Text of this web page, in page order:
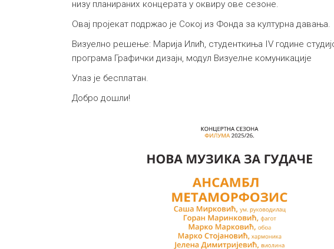
низу планираних концерата у оквиру ове сезоне.
Овај пројекат подржао је Сокој из Фонда за културна давања.
Визуелно решење: Марија Илић, студенткиња IV године
програма Графички дизајн, модул Визуелне комуникације
Улаз је бесплатан.
Добро дошли!